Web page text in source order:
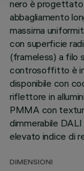
nero è
abbagliamento
massima
con superficie
(frameless) a filo
controsoffitto è
disponibile con
riflettore in
PMMA con
dimmerabile DALI
elevato indice di
DIMENSIONI